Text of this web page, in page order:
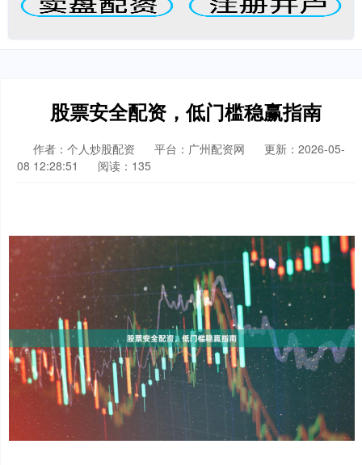
股票安全配资，低门槛稳赢指南
作者：个人炒股配资 平台：广州配资网
更新：2026-05-
08 12:28:51
阅读：135